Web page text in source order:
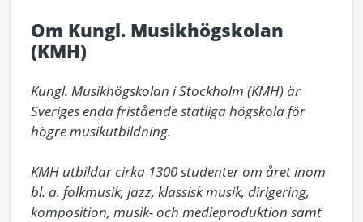
Om Kungl. Musikhögskolan
(KMH)
Kungl. Musikhögskolan i Stockholm (KMH) är
Sveriges enda fristående statliga högskola för
högre musikutbildning.
KMH utbildar cirka 1300 studenter om året inom
bl. a. folkmusik, jazz, klassisk musik, dirigering,
komposition, musik- och medieproduktion samt